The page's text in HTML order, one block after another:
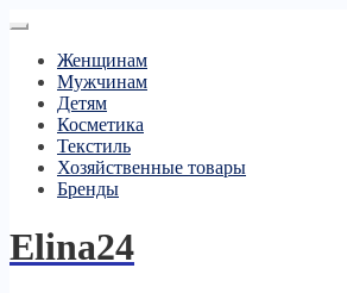
Женщинам
Мужчинам
Детям
Косметика
Текстиль
Хозяйственные товары
Бренды
Elina24